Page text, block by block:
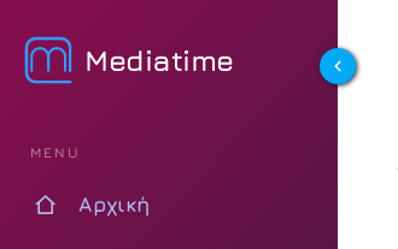
Mediatime
MENU
Αρχική